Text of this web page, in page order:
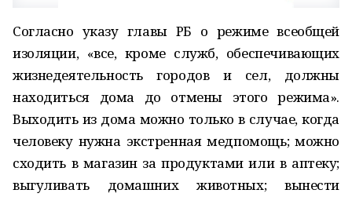
Согласно указу главы РБ о режиме всеобщей
изоляции, «все, кроме служб, обеспечивающих
жизнедеятельность городов и сел, должны
находиться дома до отмены этого режима».
Выходить из дома можно только в случае, когда
человеку нужна экстренная медпомощь; можно
сходить в магазин за продуктами или в аптеку;
выгуливать домашних животных; вынести